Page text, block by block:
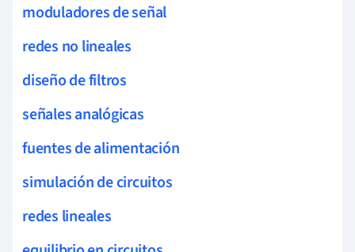
moduladores de señal
redes no lineales
diseño de filtros
señales analógicas
fuentes de alimentación
simulación de circuitos
redes lineales